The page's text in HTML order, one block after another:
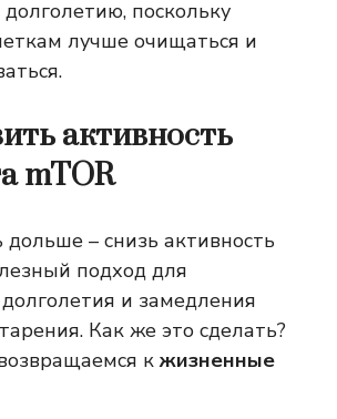
долголетию, поскольку
лучше очищаться и
активность
mTOR
– снизь активность
подход для
и замедления
Как же это сделать?
кжизненные